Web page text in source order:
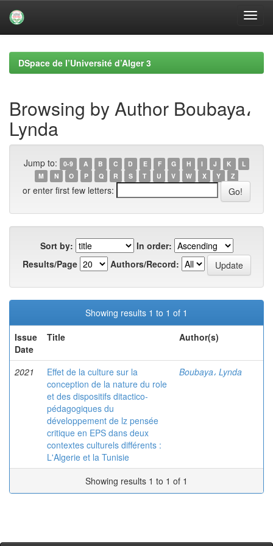
navigationDSpace de l’Université d’Alger 3
Browsing by Author Boubaya،
Lynda
Jump to: 0-9 A B C D E F G H I J K
L
M
N O P Q R S T U V W X Y Z
or enter first few letters:
Sort by:
In order:
Results/Page
Authors/Record:
Showing results 1 to 1 of 1
Issue
Date
Title Author(s)
2021
Effet de la culture sur la
conception de la nature du role
et des dispositifs ditactico-
pédagogiques du
développement de lz pensée
critique en EPS dans deux
contextes culturels différents :
L'Algerie et la Tunisie
Boubaya، Lynda
Showing results 1 to 1 of 1